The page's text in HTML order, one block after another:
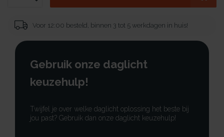
Voor 12:00 besteld, binnen 3 tot 5 werkdagen in huis!
Gebruik onze daglicht
keuzehulp!
Twijfel je over welke daglicht oplossing het beste bij
jou past? Gebruik dan onze daglicht keuzehulp!